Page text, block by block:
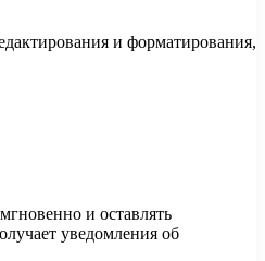
и форматирования,
и оставлять
уведомления об